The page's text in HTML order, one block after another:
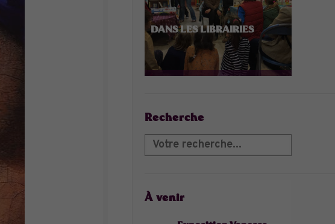
DANS LES LIBRAIRIES
Recherche
À venir